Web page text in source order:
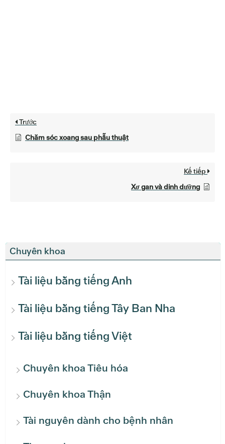
Chuyên khoa
Tài liệu bằng tiếng Anh
Tài liệu bằng tiếng Tây Ban Nha
Tài liệu bằng tiếng Việt
Chuyên khoa Tiêu hóa
Chuyên khoa Thận
Tài nguyên dành cho bệnh nhân
Trước
Chăm sóc xoang sau phẫu thuật
Kế tiếp
Xơ gan và dinh dưỡng